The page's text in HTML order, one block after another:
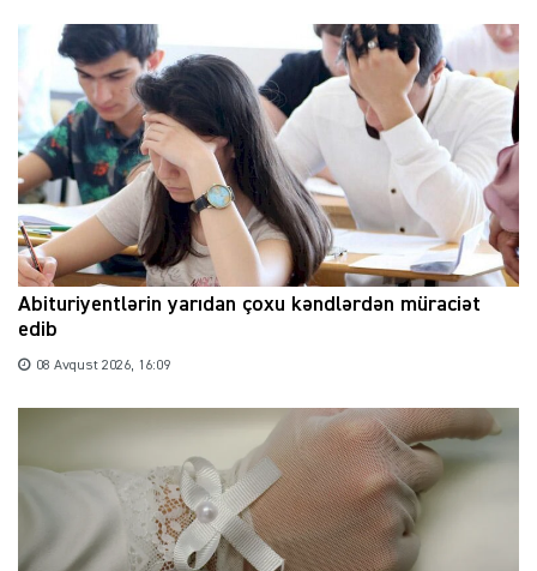
Abituriyentlərin yarıdan çoxu kəndlərdən müraciət
edib
08 Avqust 2026, 16:09